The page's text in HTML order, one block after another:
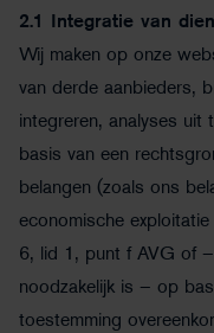
2.1
Integratie van
Wij maken op onze
van derde aanbieders,
integreren, analyses uit
basis van een
belangen (zoals ons
economische
6, lid 1, punt f AVG of
noodzakelijk is – op
toestemming